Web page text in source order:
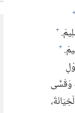
+
+
+
وَقَسَّى